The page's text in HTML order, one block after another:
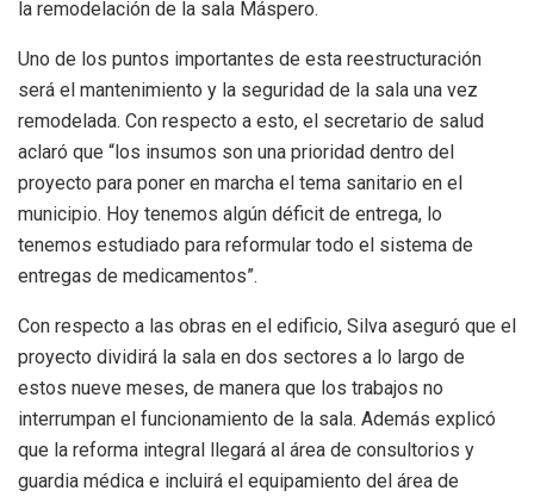
la remodelación de la sala Máspero.
Uno de los puntos importantes de esta reestructuración
será el mantenimiento y la seguridad de la sala una vez
remodelada. Con respecto a esto, el secretario de salud
aclaró que “los insumos son una prioridad dentro del
proyecto para poner en marcha el tema sanitario en el
municipio. Hoy tenemos algún déficit de entrega, lo
tenemos estudiado para reformular todo el sistema de
entregas de medicamentos”.
Con respecto a las obras en el edificio, Silva aseguró que el
proyecto dividirá la sala en dos sectores a lo largo de
estos nueve meses, de manera que los trabajos no
interrumpan el funcionamiento de la sala. Además explicó
que la reforma integral llegará al área de consultorios y
guardia médica e incluirá el equipamiento del área de